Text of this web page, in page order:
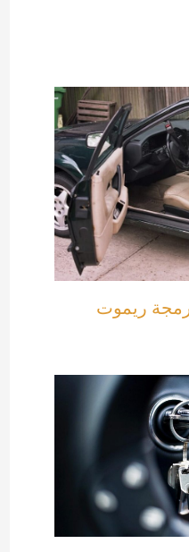
ريموت